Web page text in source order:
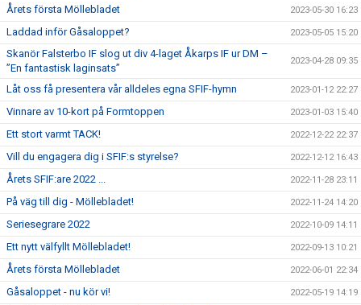
Årets första Möllebladet 2023-05-30 16:23
Laddad inför Gåsaloppet? 2023-05-05 15:20
Skanör Falsterbo IF slog ut div 4-laget Åkarps IF ur DM –
”En fantastisk laginsats”
2023-04-28 09:35
Låt oss få presentera vår alldeles egna SFIF-hymn 2023-01-12 22:27
Vinnare av 10-kort på Formtoppen 2023-01-03 15:40
Ett stort varmt TACK! 2022-12-22 22:37
Vill du engagera dig i SFIF:s styrelse? 2022-12-12 16:43
Årets SFIF:are 2022 ... 2022-11-28 23:11
På väg till dig - Möllebladet! 2022-11-24 14:20
Seriesegrare 2022 2022-10-09 14:11
Ett nytt välfyllt Möllebladet! 2022-09-13 10:21
Årets första Möllebladet 2022-06-01 22:34
Gåsaloppet - nu kör vi! 2022-05-19 14:19